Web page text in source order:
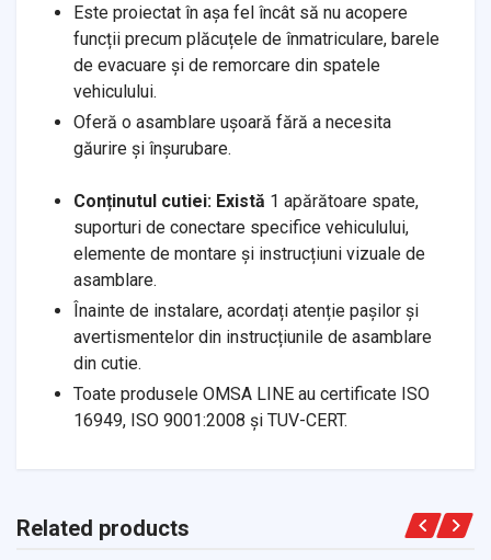
Este proiectat în așa fel încât să nu acopere
funcții precum plăcuțele de înmatriculare, barele
de evacuare și de remorcare din spatele
vehiculului.
Oferă o asamblare ușoară fără a necesita
găurire și înșurubare.
Conținutul cutiei: Există 1 apărătoare spate,
suporturi de conectare specifice vehiculului,
elemente de montare și instrucțiuni vizuale de
asamblare.
Înainte de instalare, acordați atenție pașilor și
avertismentelor din instrucțiunile de asamblare
din cutie.
Toate produsele OMSA LINE au certificate ISO
16949, ISO 9001:2008 și TUV-CERT.
Related products